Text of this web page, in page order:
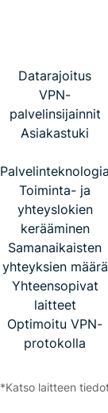
Datarajoitus
VPN-
palvelinsijainnit
Asiakastuki
Palvelinteknologia
Toiminta- ja
yhteyslokien
kerääminen
Samanaikaisten
yhteyksien määrä
Yhteensopivat
laitteet
Optimoitu VPN-
protokolla
*Katso laitteen